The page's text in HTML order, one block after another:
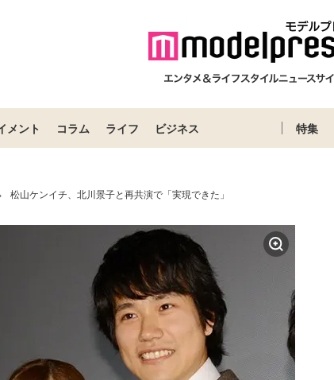
メント コラム ライフ ビジネス 特集
松山ケンイチ、北川景子と再共演で「実現できた」